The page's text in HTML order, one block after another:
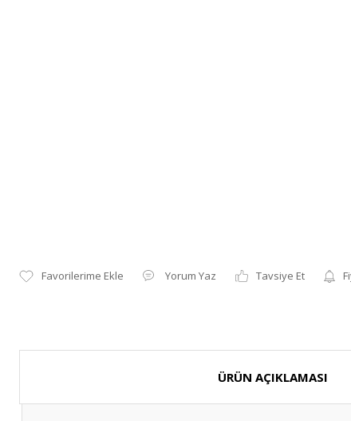
Yorum Yaz Tavsiye Et
ÜRÜN AÇIKLAMASI